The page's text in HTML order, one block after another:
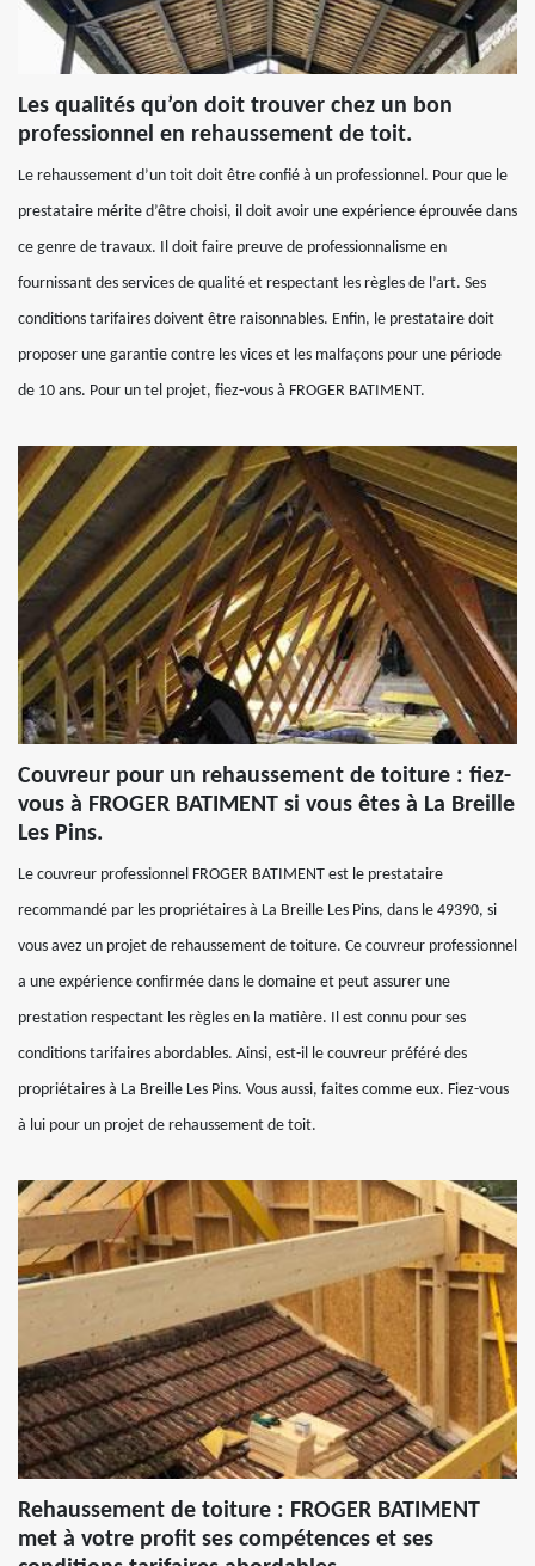
Les qualités qu’on doit trouver chez un bon
professionnel en rehaussement de toit.
Le rehaussement d’un toit doit être confié à un professionnel. Pour que le
prestataire mérite d’être choisi, il doit avoir une expérience éprouvée dans
ce genre de travaux. Il doit faire preuve de professionnalisme en
fournissant des services de qualité et respectant les règles de l’art. Ses
conditions tarifaires doivent être raisonnables. Enfin, le prestataire doit
proposer une garantie contre les vices et les malfaçons pour une période
de 10 ans. Pour un tel projet, fiez-vous à FROGER BATIMENT.
Couvreur pour un rehaussement de toiture : fiez-
vous à FROGER BATIMENT si vous êtes à La Breille
Les Pins.
Le couvreur professionnel FROGER BATIMENT est le prestataire
recommandé par les propriétaires à La Breille Les Pins, dans le 49390, si
vous avez un projet de rehaussement de toiture. Ce couvreur professionnel
a une expérience confirmée dans le domaine et peut assurer une
prestation respectant les règles en la matière. Il est connu pour ses
conditions tarifaires abordables. Ainsi, est-il le couvreur préféré des
propriétaires à La Breille Les Pins. Vous aussi, faites comme eux. Fiez-vous
à lui pour un projet de rehaussement de toit.
Rehaussement de toiture : FROGER BATIMENT
met à votre profit ses compétences et ses